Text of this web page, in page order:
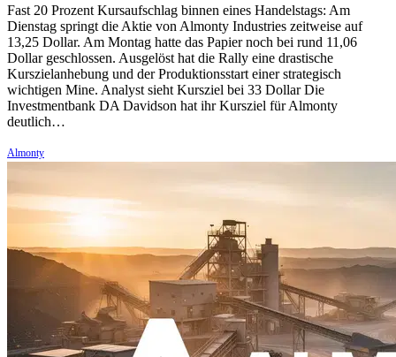
Fast 20 Prozent Kursaufschlag binnen eines Handelstags: Am
Dienstag springt die Aktie von Almonty Industries zeitweise auf
13,25 Dollar. Am Montag hatte das Papier noch bei rund 11,06
Dollar geschlossen. Ausgelöst hat die Rally eine drastische
Kurszielanhebung und der Produktionsstart einer strategisch
wichtigen Mine. Analyst sieht Kursziel bei 33 Dollar Die
Investmentbank DA Davidson hat ihr Kursziel für Almonty
deutlich…
Almonty